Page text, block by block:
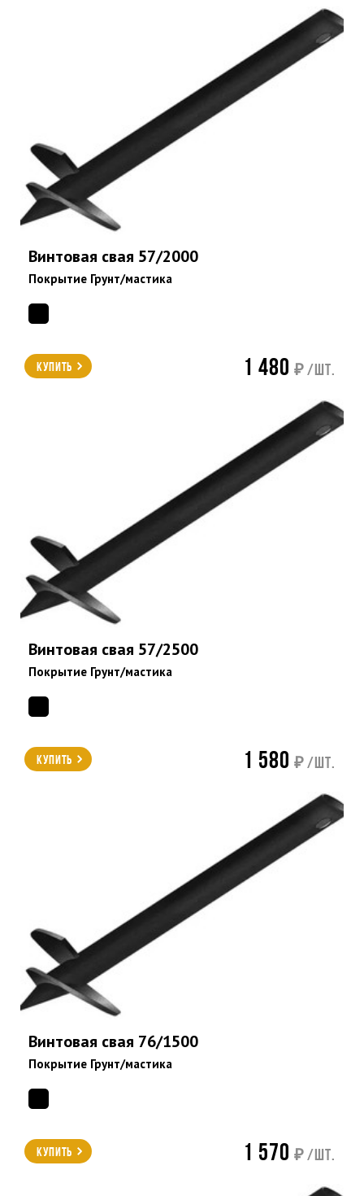
Винтовая свая 57/2000
Покрытие Грунт/мастика
Купить 1 480 ₽ /шт.
Винтовая свая 57/2500
Покрытие Грунт/мастика
Купить 1 580 ₽ /шт.
Винтовая свая 76/1500
Покрытие Грунт/мастика
Купить 1 570 ₽ /шт.